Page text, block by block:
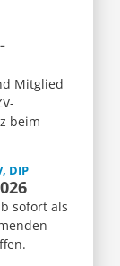
Mitglied
beim
DIP
sofort als